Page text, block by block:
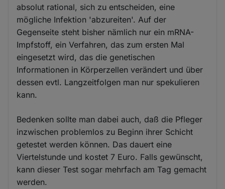
absolut rational, sich zu entscheiden, eine
mögliche Infektion 'abzureiten'. Auf der
Gegenseite steht bisher nämlich nur ein mRNA-
Impfstoff, ein Verfahren, das zum ersten Mal
eingesetzt wird, das die genetischen
Informationen in Körperzellen verändert und über
dessen evtl. Langzeitfolgen man nur spekulieren
kann.
Bedenken sollte man dabei auch, daß die Pfleger
inzwischen problemlos zu Beginn ihrer Schicht
getestet werden können. Das dauert eine
Viertelstunde und kostet 7 Euro. Falls gewünscht,
kann dieser Test sogar mehrfach am Tag gemacht
werden.